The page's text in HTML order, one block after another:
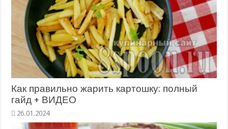
Как правильно жарить картошку: полный
гайд + ВИДЕО